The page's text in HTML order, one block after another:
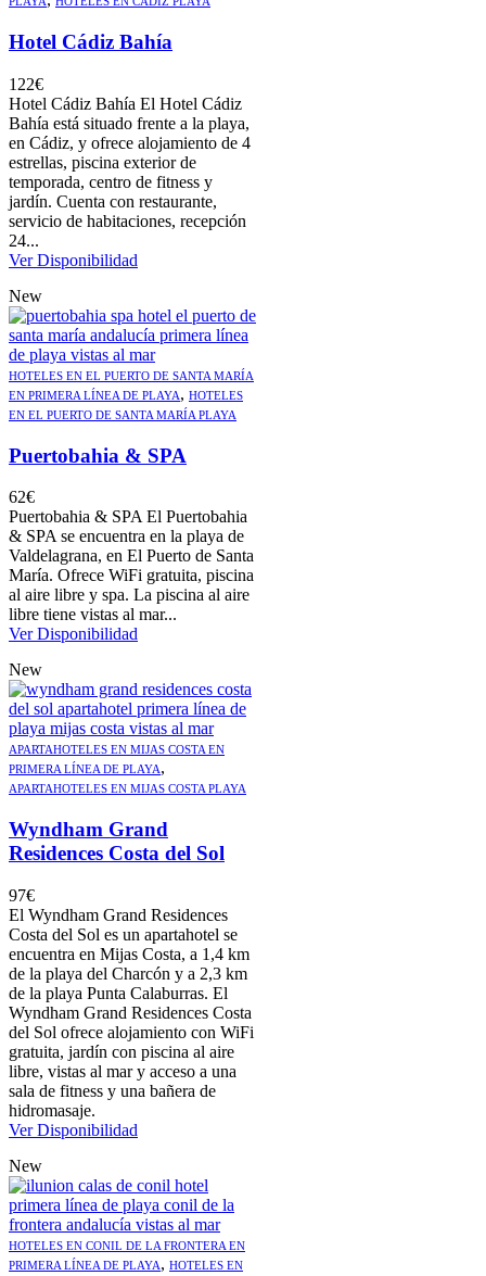
Hotel Cádiz Bahía
122€
Hotel Cádiz Bahía El Hotel Cádiz
Bahía está situado frente a la playa,
en Cádiz, y ofrece alojamiento de 4
estrellas, piscina exterior de
temporada, centro de fitness y
jardín. Cuenta con restaurante,
servicio de habitaciones, recepción
24...
Ver Disponibilidad
New
HOTELES EN EL PUERTO DE SANTA MARÍA
EN PRIMERA LÍNEA DE PLAYA, HOTELES
EN EL PUERTO DE SANTA MARÍA PLAYA
Puertobahia & SPA
62€
Puertobahia & SPA El Puertobahia
& SPA se encuentra en la playa de
Valdelagrana, en El Puerto de Santa
María. Ofrece WiFi gratuita, piscina
al aire libre y spa. La piscina al aire
libre tiene vistas al mar...
Ver Disponibilidad
New
APARTAHOTELES EN MIJAS COSTA EN
PRIMERA LÍNEA DE PLAYA,
APARTAHOTELES EN MIJAS COSTA PLAYA
Wyndham Grand
Residences Costa del Sol
97€
El Wyndham Grand Residences
Costa del Sol es un apartahotel se
encuentra en Mijas Costa, a 1,4 km
de la playa del Charcón y a 2,3 km
de la playa Punta Calaburras. El
Wyndham Grand Residences Costa
del Sol ofrece alojamiento con WiFi
gratuita, jardín con piscina al aire
libre, vistas al mar y acceso a una
sala de fitness y una bañera de
hidromasaje.
Ver Disponibilidad
New
HOTELES EN CONIL DE LA FRONTERA EN
PRIMERA LÍNEA DE PLAYA, HOTELES EN